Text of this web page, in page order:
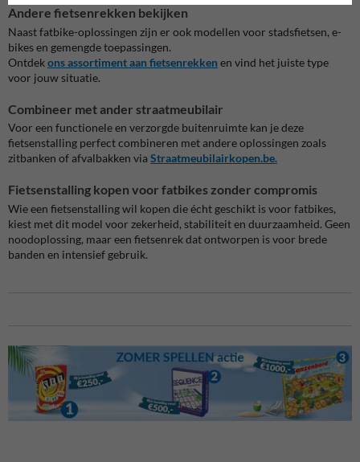
Andere fietsenrekken bekijken
Naast fatbike-oplossingen zijn er ook modellen voor stadsfietsen, e-
bikes en gemengde toepassingen.
Ontdekons assortiment aan fietsenrekken en vind het juiste type
voor jouw situatie.
Combineer met ander straatmeubilair
Voor een functionele en verzorgde buitenruimte kan je deze
fietsenstalling perfect combineren met andere oplossingen zoals
zitbanken of afvalbakken via Straatmeubilairkopen.be.
Fietsenstalling kopen voor fatbikes zonder compromis
Wie een fietsenstalling wil kopen die écht geschikt is voor fatbikes,
kiest met dit model voor zekerheid, stabiliteit en duurzaamheid. Geen
noodoplossing, maar een fietsenrek dat ontworpen is voor brede
banden en intensief gebruik.